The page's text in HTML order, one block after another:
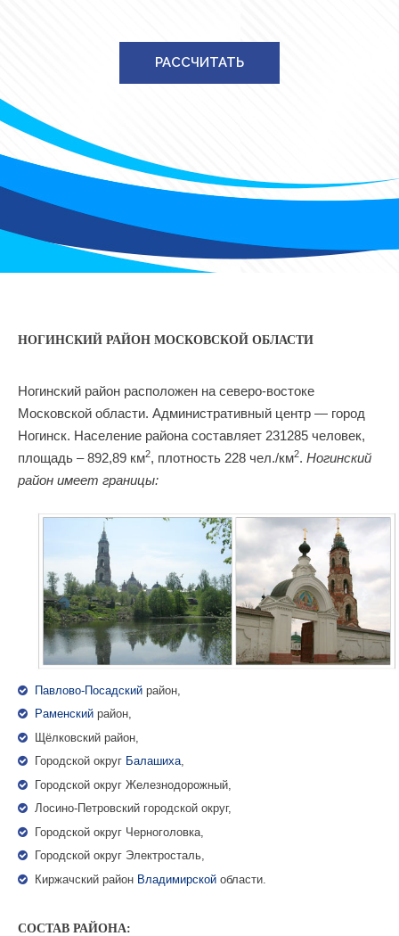
РАССЧИТАТЬ
НОГИНСКИЙ РАЙОН МОСКОВСКОЙ ОБЛАСТИ
Ногинский район расположен на северо-востоке
Московской области. Административный центр — город
Ногинск. Население района составляет 231285 человек,
площадь – 892,89 км2, плотность 228 чел./км2. Ногинский
район имеет границы:
Павлово-Посадский район,
Раменский район,
Щёлковский район,
Городской округ Балашиха,
Городской округ Железнодорожный,
Лосино-Петровский городской округ,
Городской округ Черноголовка,
Городской округ Электросталь,
Киржачский район Владимирской области.
СОСТАВ РАЙОНА: